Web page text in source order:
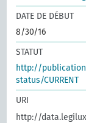
DATE DE DÉBUT
8/30/16
STATUT
http://
status/CURRENT
URI
http://